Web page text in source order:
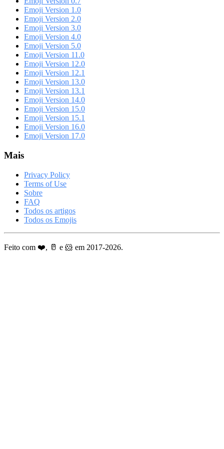
Emoji Version 1.0
Emoji Version 2.0
Emoji Version 3.0
Emoji Version 4.0
Emoji Version 5.0
Emoji Version 11.0
Emoji Version 12.0
Emoji Version 12.1
Emoji Version 13.0
Emoji Version 13.1
Emoji Version 14.0
Emoji Version 15.0
Emoji Version 15.1
Emoji Version 16.0
Emoji Version 17.0
Mais
Privacy Policy
Terms of Use
Sobre
FAQ
Todos os artigos
Todos os Emojis
Feito com ❤️, 🥛 e 🐹 em 2017-2026.